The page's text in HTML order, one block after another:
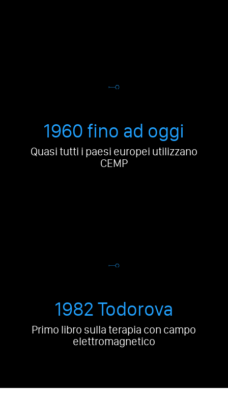
1960 fino ad oggi
Quasi tutti i paesi europei utilizzano
CEMP
1982 Todorova
Primo libro sulla terapia con campo
elettromagnetico